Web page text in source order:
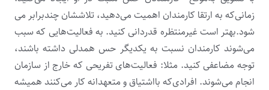
زمانی‌که به ارتقا کارمندان اهمیت می‌دهید، تلاششان چندبرابر می
شود.بهتر است غیرمنتظره قدردانی کنید. به فعالیت‌هایی که سبب
می‌شوند کارمندان نسبت به یکدیگر حس همدلی داشته باشند،
توجه مضاعفی کنید. مثلا: فعالیت‌های تفریحی که خارج از سازمان
انجام می‌شوند. افرادی‌که بااشتیاق و متعهدانه کار می‌کنند همیشه